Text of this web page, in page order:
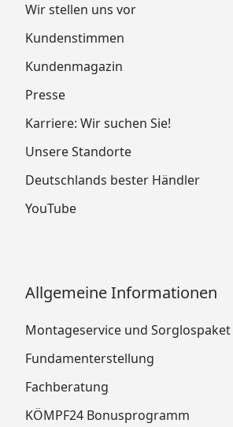
Wir stellen uns vor
Kundenstimmen
Kundenmagazin
Presse
Karriere: Wir suchen Sie!
Unsere Standorte
Deutschlands bester Händler
YouTube
Allgemeine Informationen
Montageservice und Sorglospaket
Fundamenterstellung
Fachberatung
KÖMPF24 Bonusprogramm